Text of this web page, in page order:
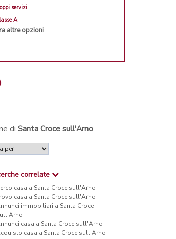
servizi
A
altre opzioni
di Santa Croce sull'Arno.
correlate
casa a Santa Croce sull'Arno
casa a Santa Croce sull'Arno
immobiliari a Santa Croce
casa a Santa Croce sull'Arno
casa a Santa Croce sull'Arno